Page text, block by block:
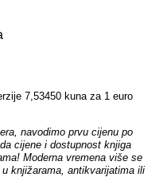
7,53450 kuna za 1 euro
navodimo prvu cijenu po
cijene i dostupnost knjiga
Moderna vremena više se
knjižarama, antikvarijatima ili